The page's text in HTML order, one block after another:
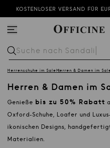
SUBSCRIBE TO OUR
DER SOMMER-
KOSTENLOSER VERSAND FÜR
Suche nach Sandali
Herrenschuhe im Sale Herren & Damen im
Herren & Damen im
Genieße bis zu 50% Rabatt
Oxford-Schuhe, Loafer und
ikonischen Designs,
Materialien.